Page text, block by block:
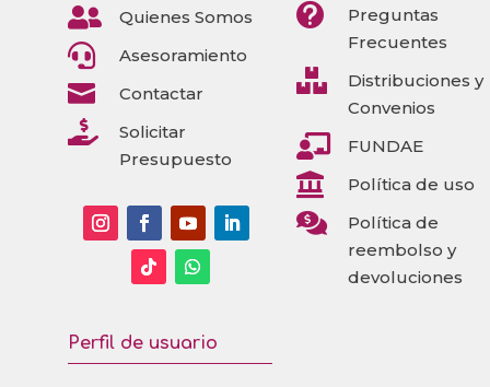
 Quienes Somos
 Asesoramiento
 Contactar

Solicitar
Presupuesto

Preguntas
Frecuentes

Distribuciones y
Convenios
 FUNDAE
 Política de uso

Política de
reembolso y
devoluciones
Perfil de usuario